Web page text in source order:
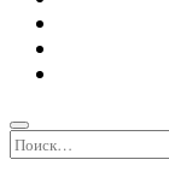
Найти: